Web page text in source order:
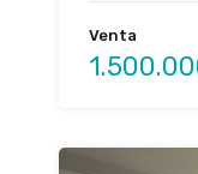
Venta